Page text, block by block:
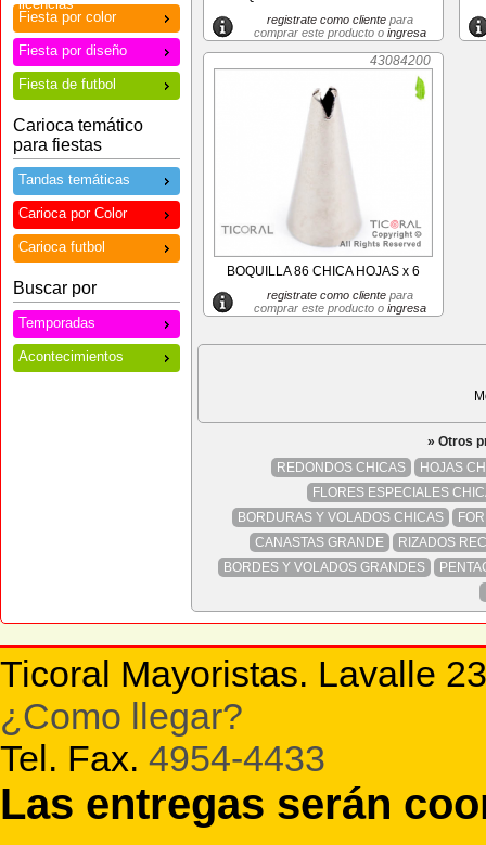
licencias
Fiesta por color
Fiesta por diseño
Fiesta de futbol
Carioca temático
para fiestas
Tandas temáticas
Carioca por Color
Carioca futbol
Buscar por
Temporadas
Acontecimientos
registrate como clientepara
comprar este producto o ingresa
43084200
BOQUILLA 86 CHICA HOJAS x 6
registrate como clientepara
comprar este producto o ingresa
» Otros
REDONDOS CHICAS
HOJAS
FLORES ESPECIALES
BORDURAS Y VOLADOS CHICAS
CANASTAS GRANDE
RIZADOS
BORDES Y VOLADOS GRANDES
Ticoral Mayoristas. Lavalle
¿Como llegar?
Tel. Fax. 4954-4433
Las entregas serán